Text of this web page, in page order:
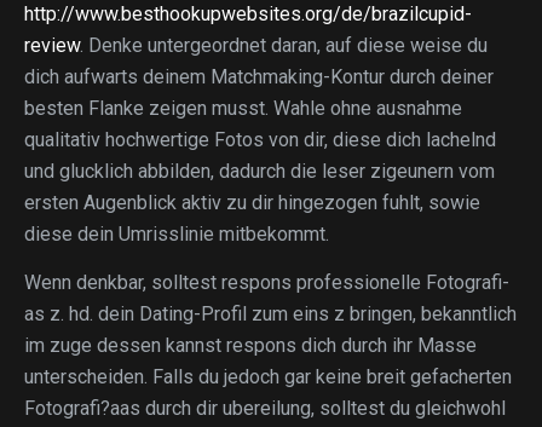
http://www.besthookupwebsites.org/de/brazilcupid-
review. Denke untergeordnet daran, auf diese weise du
dich aufwarts deinem Matchmaking-Kontur durch deiner
besten Flanke zeigen musst. Wahle ohne ausnahme
qualitativ hochwertige Fotos von dir, diese dich lachelnd
und glucklich abbilden, dadurch die leser zigeunern vom
ersten Augenblick aktiv zu dir hingezogen fuhlt, sowie
diese dein Umrisslinie mitbekommt.
Wenn denkbar, solltest respons professionelle Fotografi­
as z. hd. dein Dating-Profil zum eins z bringen, bekanntlich
im zuge dessen kannst respons dich durch ihr Masse
unterscheiden. Falls du jedoch gar keine breit gefacherten
Fotografi?a­as durch dir ubereilung, solltest du gleichwohl